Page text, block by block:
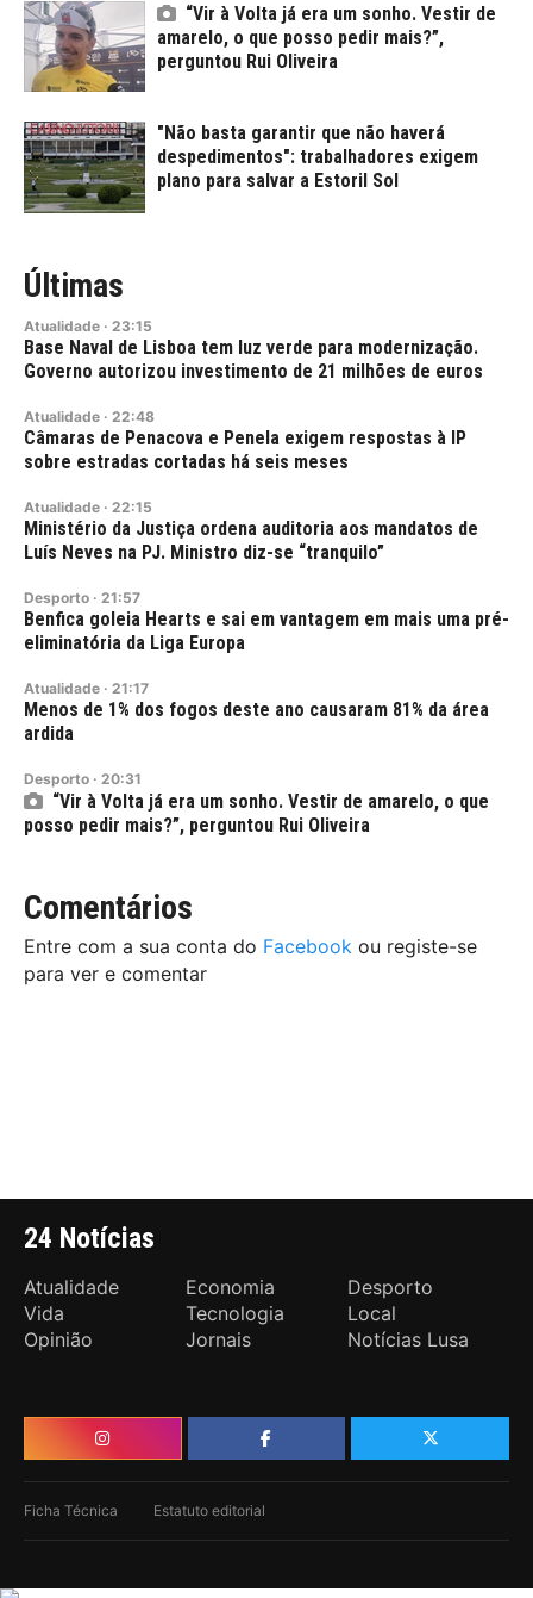
“Vir à Volta já era um sonho. Vestir de
amarelo, o que posso pedir mais?”,
perguntou Rui Oliveira
"Não basta garantir que não haverá
despedimentos": trabalhadores exigem
plano para salvar a Estoril Sol
Últimas
Atualidade · 23:15
Base Naval de Lisboa tem luz verde para modernização.
Governo autorizou investimento de 21 milhões de euros
Atualidade · 22:48
Câmaras de Penacova e Penela exigem respostas à IP
sobre estradas cortadas há seis meses
Atualidade · 22:15
Ministério da Justiça ordena auditoria aos mandatos de
Luís Neves na PJ. Ministro diz-se “tranquilo”
Desporto · 21:57
Benfica goleia Hearts e sai em vantagem em mais uma pré-
eliminatória da Liga Europa
Atualidade · 21:17
Menos de 1% dos fogos deste ano causaram 81% da área
ardida
Desporto · 20:31
“Vir à Volta já era um sonho. Vestir de amarelo, o que
posso pedir mais?”, perguntou Rui Oliveira
Comentários
Entre com a sua conta do Facebook ou registe-se
para ver e comentar
24 Notícias
Atualidade Economia
Desporto
Vida
Tecnologia
Local
Opinião
Jornais Notícias Lusa
Ficha Técnica Estatuto editorial